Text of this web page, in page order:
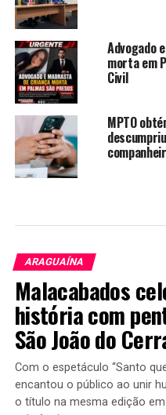
Advogado
morta em
Civil
MPTO
ARAGUAÍNA
Malacabados
história com
São João do
Com o espetáculo “Santo
encantou o público ao unir
o título na mesma edição